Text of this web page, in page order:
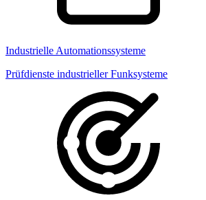
Industrielle Automationssysteme
Prüfdienste industrieller Funksysteme